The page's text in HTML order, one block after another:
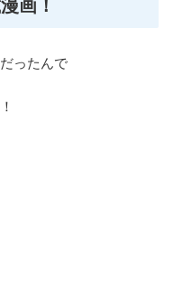
画！
ったんで